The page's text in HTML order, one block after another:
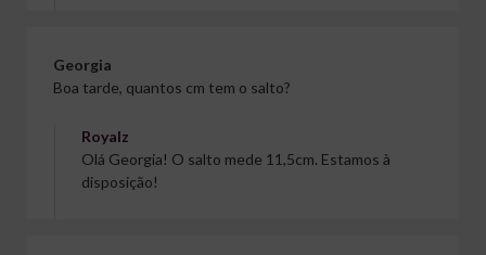
Georgia
Boa tarde, quantos cm tem o salto?
Royalz
Olá Georgia! O salto mede 11,5cm. Estamos à
disposição!